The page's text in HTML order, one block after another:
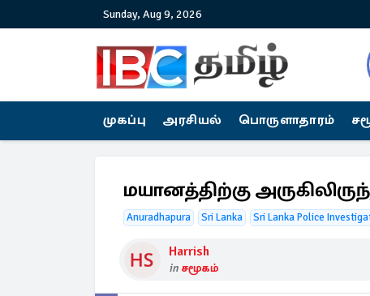
Sunday, Aug 9, 2026
முகப்பு அரசியல் பொருளாதாரம்
மயானத்திற்கு
Anuradhapura Sri Lanka Sri Lanka Police
Harrish
in சமூகம்